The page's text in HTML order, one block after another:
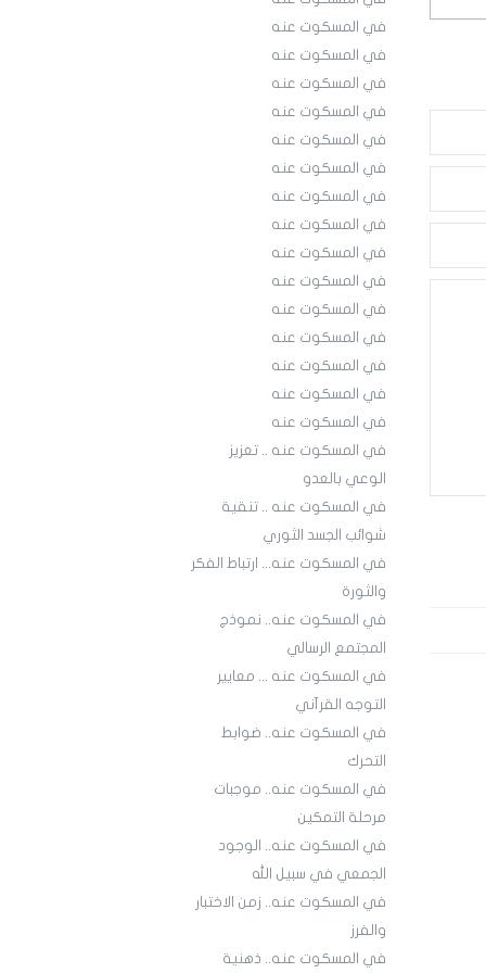
في المسكوت عنه
في المسكوت عنه
في المسكوت عنه
في المسكوت عنه
في المسكوت عنه
في المسكوت عنه
في المسكوت عنه
في المسكوت عنه
في المسكوت عنه
في المسكوت عنه
في المسكوت عنه
في المسكوت عنه
في المسكوت عنه
في المسكوت عنه
في المسكوت عنه
في المسكوت عنه .. تعزيز
الوعي بالعدو
في المسكوت عنه .. تنقية
شوائب الجسد الثوري
في المسكوت عنه... ارتباط الفكر
والثورة
في المسكوت عنه.. نموذج
المجتمع الرسالي
في المسكوت عنه ... معايير
التوجه القرآني
في المسكوت عنه.. ضوابط
التحرك
في المسكوت عنه.. موجبات
مرحلة التمكين
في المسكوت عنه.. الوجود
الجمعي في سبيل الله
في المسكوت عنه.. زمن الاختبار
والفرز
في المسكوت عنه.. ذهنية